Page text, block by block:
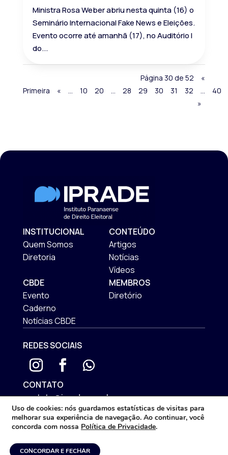
Ministra Rosa Weber abriu nesta quinta (16) o
Seminário Internacional Fake News e Eleições.
Evento ocorre até amanhã (17), no Auditório I
do...
Página 30 de 52
«
Primeira
« ... 10 20 ... 28 29 30 31 32 ...
40
»
INSTITUCIONAL
Quem Somos
Diretoria
CONTEÚDO
Artigos
Notícias
Vídeos
CBDE
Evento
Caderno
Notícias CBDE
MEMBROS
Diretório
REDES SOCIAIS
CONTATO
contato@iprade.com.br
ENDEREÇO
Rua Mateus Leme, 575 | São Francisco
Uso de cookies: nós guardamos estatísticas de visitas para
melhorar sua experiência de navegação. Ao continuar, você
concorda com nossa Política de Privacidade.
CONCORDAR E FECHAR